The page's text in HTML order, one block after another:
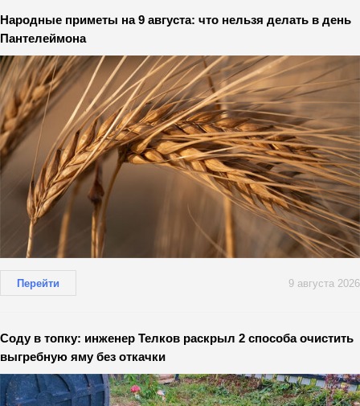
Народные приметы на 9 августа: что нельзя делать в день
Пантелеймона
Перейти 9 августа 2026
Соду в топку: инженер Телков раскрыл 2 способа очистить
выгребную яму без откачки